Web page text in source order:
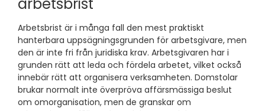
Arbetsbrist är i många fall den mest praktiskt
hanterbara uppsägningsgrunden för arbetsgivare, men
den är inte fri från juridiska krav. Arbetsgivaren har i
grunden rätt att leda och fördela arbetet, vilket också
innebär rätt att organisera verksamheten. Domstolar
brukar normalt inte överpröva affärsmässiga beslut
om omorganisation, men de granskar om